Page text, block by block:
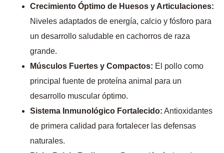
Crecimiento Óptimo de Huesos y Articulaciones:
Niveles adaptados de energía, calcio y fósforo para
un desarrollo saludable en cachorros de raza
grande.
Músculos Fuertes y Compactos: El pollo como
principal fuente de proteína animal para un
desarrollo muscular óptimo.
Sistema Inmunológico Fortalecido: Antioxidantes
de primera calidad para fortalecer las defensas
naturales.